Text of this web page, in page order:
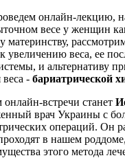
онлайн-лекцию,
весе у женщин
материнству,
увеличению веса, ее
и альтернативу
- бариатрической
встречи станет
врач Украины с
операций. Он
в нашем
этого метода